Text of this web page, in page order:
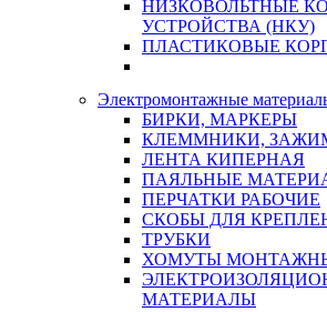
НИЗКОВОЛЬТНЫЕ
УСТРОЙСТВА (НКУ)
ПЛАСТИКОВЫЕ
Электромонтажные
БИРКИ, МАРКЕРЫ
КЛЕММНИКИ,
ЛЕНТА КИПЕРНАЯ
ПАЯЛЬНЫЕ
ПЕРЧАТКИ РАБОЧИЕ
СКОБЫ ДЛЯ
ТРУБКИ
ХОМУТЫ
МАТЕРИАЛЫ